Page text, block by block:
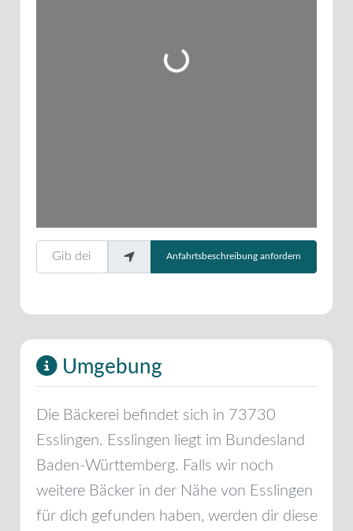
Wird geladen …
Gib deinen Standort ein.
Anfahrtsbeschreibung anfordern
Umgebung
Die Bäckerei befindet sich in 73730
Esslingen. Esslingen liegt im Bundesland
Baden-Württemberg. Falls wir noch
weitere Bäcker in der Nähe von Esslingen
für dich gefunden haben, werden dir diese